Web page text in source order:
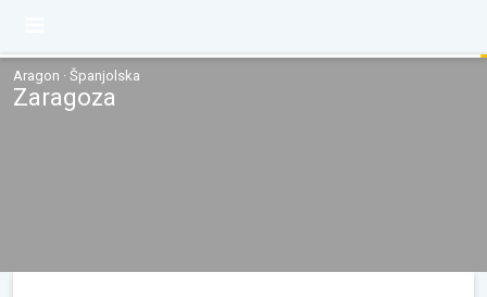
Aragon · Španjolska
Zaragoza